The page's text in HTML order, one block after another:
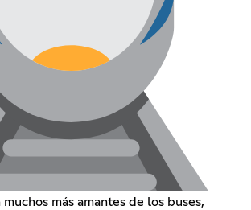
muchos más amantes de los buses,